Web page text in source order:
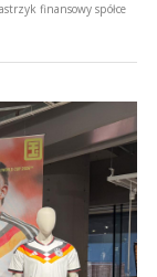
finansowy spółce